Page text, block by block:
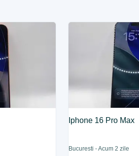
Iphone 16 Pro Max
Bucuresti - Acum 2 zile